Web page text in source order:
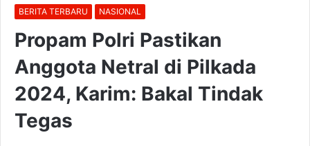
BERITA TERBARU NASIONAL
Propam Polri Pastikan
Anggota Netral di Pilkada
2024, Karim: Bakal Tindak
Tegas